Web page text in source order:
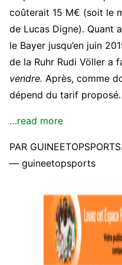
coûterait 15 M€ (soit le
de Lucas Digne). Quant
le Bayer jusqu’en juin
de la Ruhr Rudi Völler a
vendre. Après, comme
dépend du tarif
…read more
PAR
— guineetopsports